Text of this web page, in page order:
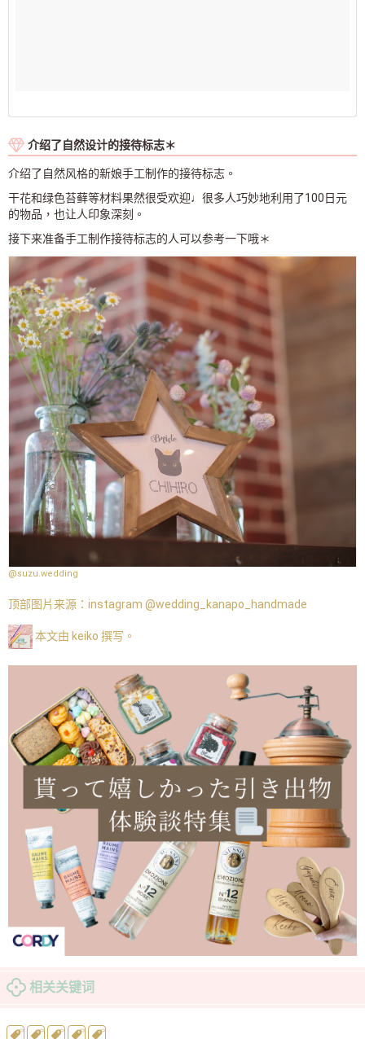
介绍了自然设计的接待标志＊
介绍了自然风格的新娘手工制作的接待标志。
干花和绿色苔藓等材料果然很受欢迎♩很多人巧妙地利用了100日元
的物品，也让人印象深刻。
接下来准备手工制作接待标志的人可以参考一下哦＊
@suzu.wedding
顶部图片来源： instagram @wedding_kanapo_handmade
本文由 keiko 撰写。
相关关键词